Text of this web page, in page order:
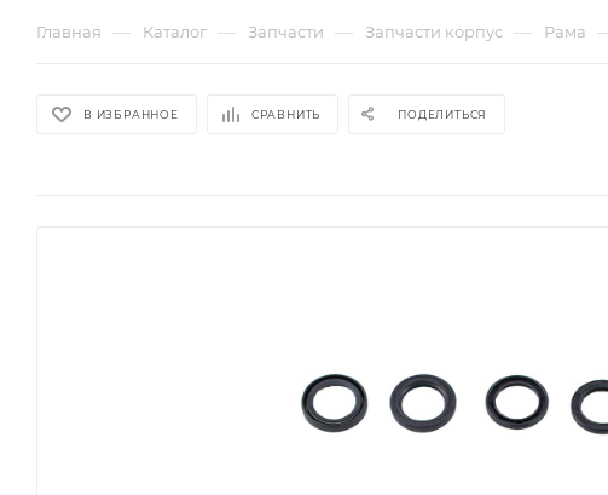
Главная — Каталог — Запчасти — Запчасти корпус — Рама
В ИЗБРАННОЕ СРАВНИТЬ ПОДЕЛИТЬСЯ